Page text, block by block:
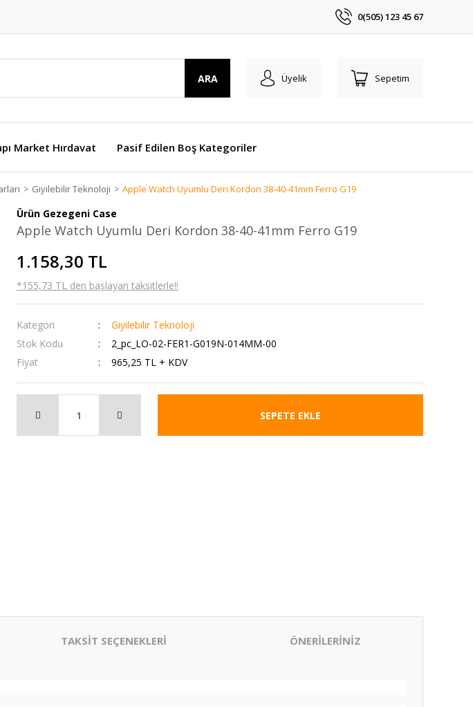
0(505) 123 45 67
ARA Üyelik Sepetim
Market Hırdavat Pasif Edilen Boş Kategoriler
Giyilebilir Teknoloji Apple Watch Uyumlu Deri Kordon 38-40-41mm Ferro G19
Ürün Gezegeni Case
Apple Watch Uyumlu Deri Kordon 38-40-41mm Ferro G19
1.158,30 TL
*155,73 TL den başlayan taksitlerle!!
Kategori
Giyilebilir Teknoloji
Stok Kodu
2_pc_LO-02-FER1-G019N-014MM-00
Fiyat
965,25 TL + KDV
SEPETE EKLE
TAKSİT SEÇENEKLERİ ÖNERİLERİNİZ